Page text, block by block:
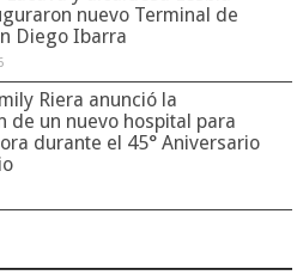
nuevo Terminal de
Diego Ibarra
Riera anunció la
de un nuevo hospital para
durante el 45° Aniversario